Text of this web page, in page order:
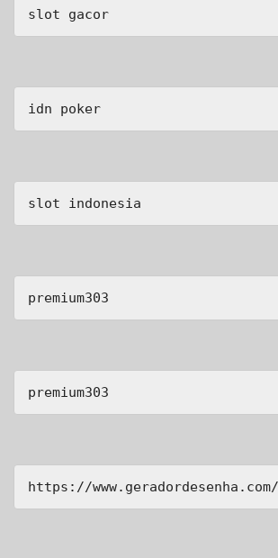
slot gacor
idn poker
slot indonesia
premium303
premium303
https://www.geradordesenha.com/